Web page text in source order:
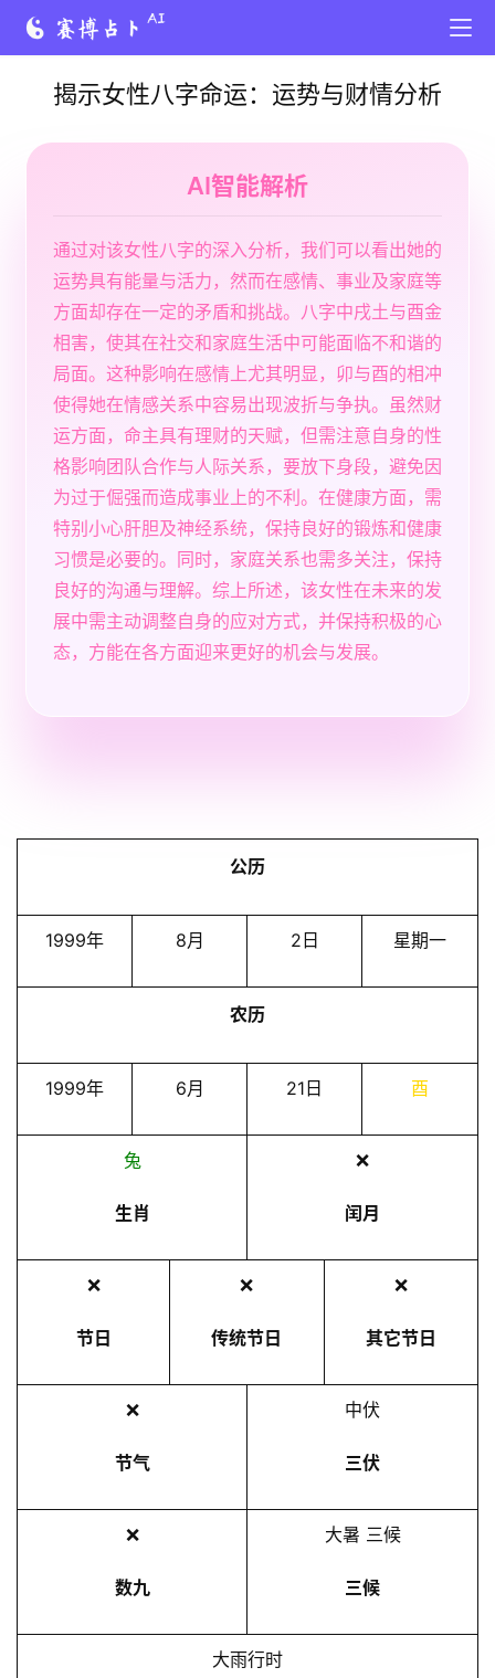
揭示女性八字命运：运势与财情分析
AI智能解析
通过对该女性八字的深入分析，我们可以看出她的
运势具有能量与活力，然而在感情、事业及家庭等
方面却存在一定的矛盾和挑战。八字中戌土与酉金
相害，使其在社交和家庭生活中可能面临不和谐的
局面。这种影响在感情上尤其明显，卯与酉的相冲
使得她在情感关系中容易出现波折与争执。虽然财
运方面，命主具有理财的天赋，但需注意自身的性
格影响团队合作与人际关系，要放下身段，避免因
为过于倔强而造成事业上的不利。在健康方面，需
特别小心肝胆及神经系统，保持良好的锻炼和健康
习惯是必要的。同时，家庭关系也需多关注，保持
良好的沟通与理解。综上所述，该女性在未来的发
展中需主动调整自身的应对方式，并保持积极的心
态，方能在各方面迎来更好的机会与发展。
公历
1999年 8月 2日 星期一
农历
1999年 6月 21日 酉
兔
生肖
❌
闰月
❌
节日
❌
传统节日
❌
其它节日
❌
节气
中伏
三伏
❌
数九
大暑 三候
三候
大雨行时